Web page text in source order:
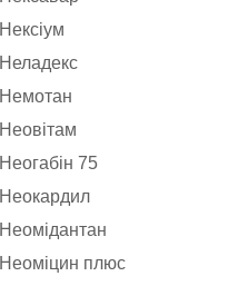
Нексіум
Неладекс
Немотан
Неовітам
Неогабін 75
Неокардил
Неомідантан
Неоміцин плюс